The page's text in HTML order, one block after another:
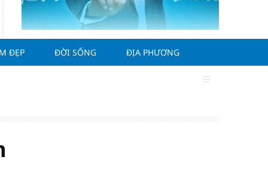
ĐẸP ĐỜI SỐNG ĐỊA PHƯƠNG